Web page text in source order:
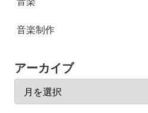
音楽制作
アーカイブ